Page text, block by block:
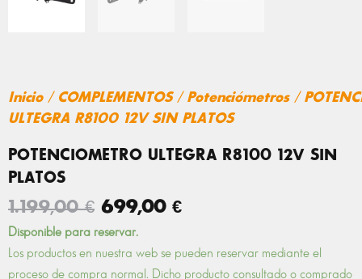
Inicio/ COMPLEMENTOS/ Potenciómetros/
ULTEGRA R8100 12V SIN PLATOS
POTENCIOMETRO ULTEGRA R8100 12V SIN
PLATOS
1.199,00€ EL
PRECIO
ORIGINAL
ERA:
699,00 €EL
ACTUAL
ES:
Disponible para reservar.
Los productos en nuestra web se pueden reservar mediante el
proceso de compra normal. Dicho producto consultado o comprado
POTENCIOMETRO
ULTEGRA
R8100